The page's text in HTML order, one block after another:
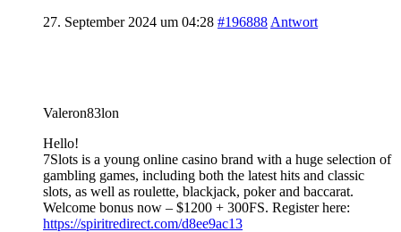
27. September 2024 um 04:28 #196888 Antwort
Valeron83lon
Hello!
7Slots is a young online casino brand with a huge selection of
gambling games, including both the latest hits and classic
slots, as well as roulette, blackjack, poker and baccarat.
Welcome bonus now – $1200 + 300FS. Register here:
https://spiritredirect.com/d8ee9ac13